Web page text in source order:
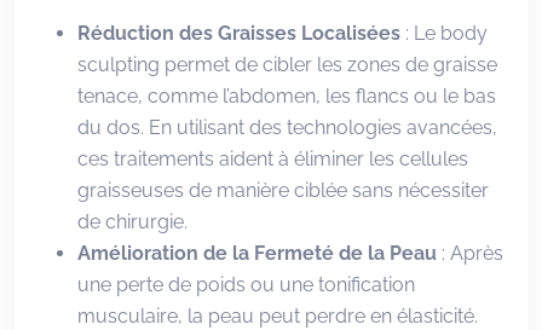
Réduction des Graisses Localisées : Le body
sculpting permet de cibler les zones de graisse
tenace, comme l’abdomen, les flancs ou le bas
du dos. En utilisant des technologies avancées,
ces traitements aident à éliminer les cellules
graisseuses de manière ciblée sans nécessiter
de chirurgie.
Amélioration de la Fermeté de la Peau : Après
une perte de poids ou une tonification
musculaire, la peau peut perdre en élasticité.